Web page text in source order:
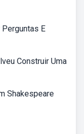
E
Construir Uma
Shakespeare